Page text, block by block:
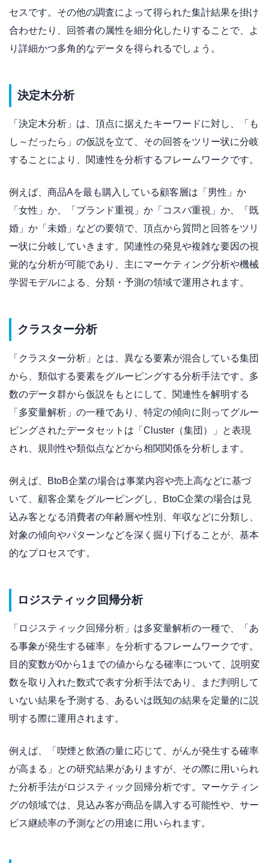
セスです。その他の調査によって得られた集計結果を掛け
合わせたり、回答者の属性を細分化したりすることで、よ
り詳細かつ多角的なデータを得られるでしょう。
決定木分析
「決定木分析」は、頂点に据えたキーワードに対し、「も
し～だったら」の仮説を立て、その回答をツリー状に分岐
することにより、関連性を分析するフレームワークです。
例えば、商品Aを最も購入している顧客層は「男性」か
「女性」か、「ブランド重視」か「コスパ重視」か、「既
婚」か「未婚」などの要領で、頂点から質問と回答をツリ
ー状に分岐していきます。関連性の発見や複雑な要因の視
覚的な分析が可能であり、主にマーケティング分析や機械
学習モデルによる、分類・予測の領域で運用されます。
クラスター分析
「クラスター分析」とは、異なる要素が混合している集団
から、類似する要素をグルーピングする分析手法です。多
数のデータ群から仮説をもとにして、関連性を解明する
「多変量解析」の一種であり、特定の傾向に則ってグルー
ピングされたデータセットは「Cluster（集団）」と表現
され、規則性や類似点などから相関関係を分析します。
例えば、BtoB企業の場合は事業内容や売上高などに基づ
いて、顧客企業をグルーピングし、BtoC企業の場合は見
込み客となる消費者の年齢層や性別、年収などに分類し、
対象の傾向やパターンなどを深く掘り下げることが、基本
的なプロセスです。
ロジスティック回帰分析
「ロジスティック回帰分析」は多変量解析の一種で、「あ
る事象が発生する確率」を分析するフレームワークです。
目的変数が0から1までの値からなる確率について、説明変
数を取り入れた数式で表す分析手法であり、まだ判明して
いない結果を予測する、あるいは既知の結果を定量的に説
明する際に運用されます。
例えば、「喫煙と飲酒の量に応じて、がんが発生する確率
が高まる」との研究結果がありますが、その際に用いられ
た分析手法がロジスティック回帰分析です。マーケティン
グの領域では、見込み客が商品を購入する可能性や、サー
ビス継続率の予測などの用途に用いられます。